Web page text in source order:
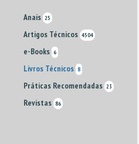
Anais 25
Artigos Técnicos 4504
e-Books 6
Livros Técnicos 8
Práticas Recomendadas 23
Revistas 86